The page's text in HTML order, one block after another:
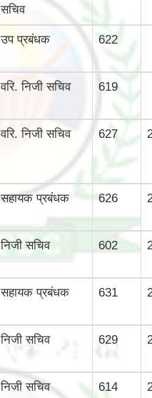
सचिव
उप प्रबंधक 622
वरि. निजी सचिव 619
वरि. निजी सचिव 627
सहायक प्रबंधक 626
निजी सचिव 602
सहायक प्रबंधक 631
निजी सचिव 629
निजी सचिव 614